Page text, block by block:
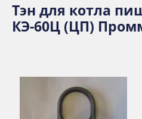
Тэн для котла
КЭ-60Ц (ЦП)